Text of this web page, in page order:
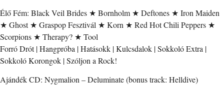
Élő Fém: Black Veil Brides ★ Bornholm ★ Deftones ★ Iron Maiden
★ Ghost ★ Graspop Fesztivál ★ Korn ★ Red Hot Chili Peppers ★
Scorpions ★ Therapy? ★ Tool
Forró Drót | Hangpróba | Hatásokk | Kulcsdalok | Sokkoló Extra |
Sokkoló Korongok | Szóljon a Rock!
Ajándék CD: Nygmalion – Deluminate (bonus track: Helldive)